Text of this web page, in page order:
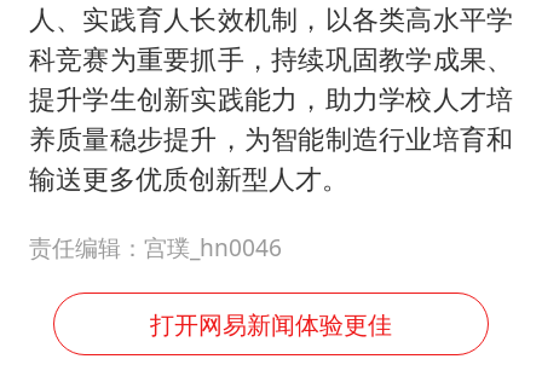
人、实践育人长效机制，以各类高水平学
科竞赛为重要抓手，持续巩固教学成果、
提升学生创新实践能力，助力学校人才培
养质量稳步提升，为智能制造行业培育和
输送更多优质创新型人才。
责任编辑：宫璞_hn0046
打开网易新闻体验更佳